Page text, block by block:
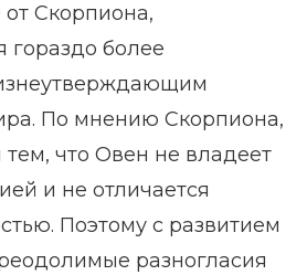
Скорпиона,
гораздо более
По мнению Скорпиона,
тем, что Овен не владеет
и не отличается
Поэтому с развитием
разногласия